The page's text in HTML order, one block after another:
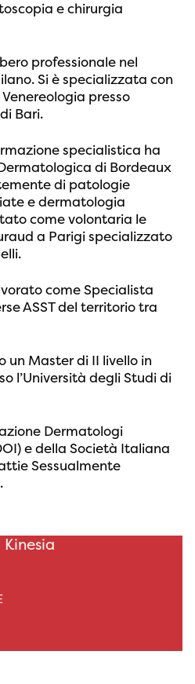
e chirurgia
professionale nel
Si è specializzata con
presso
Bari.
specialistica ha
di Bordeaux
di patologie
e dermatologia
come volontaria le
a Parigi specializzato
come Specialista
ASST del territorio tra
un Master di II livello in
l’Università degli Studi di
Dermatologi
e della Società Italiana
Sessualmente